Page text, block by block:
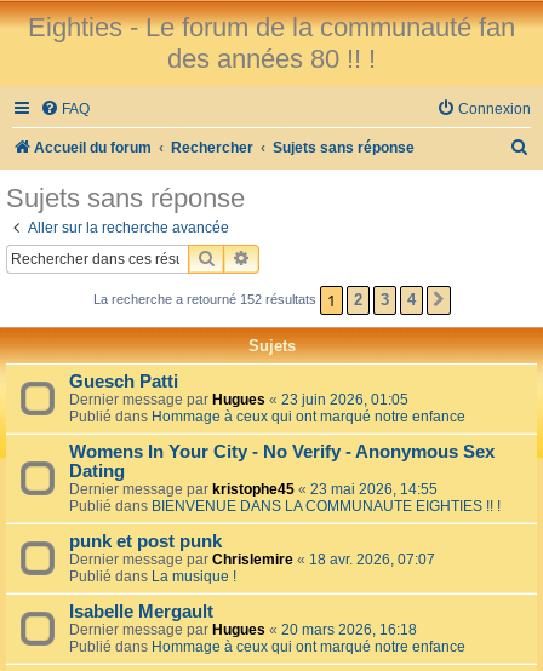
Eighties - Le forum de la communauté fan
des années 80 !! !
FAQ Connexion
Accueil du forum Rechercher Sujets sans réponse
h
r
Sujets sans réponse
Aller sur la recherche avancée
RECHERCHER
RECHERCHE AVANCÉE
La recherche a retourné 152 résultats 1 2 3 4
Sujets
Guesch Patti
Dernier message par Hugues « 23 juin 2026, 01:05
Publié dans Hommage à ceux qui ont marqué notre enfance
Womens In Your City - No Verify - Anonymous Sex
Dating
Dernier message par kristophe45 « 23 mai 2026, 14:55
Publié dans BIENVENUE DANS LA COMMUNAUTE EIGHTIES !! !
punk et post punk
Dernier message par Chrislemire « 18 avr. 2026, 07:07
Publié dans La musique !
Isabelle Mergault
Dernier message par Hugues « 20 mars 2026, 16:18
Publié dans Hommage à ceux qui ont marqué notre enfance